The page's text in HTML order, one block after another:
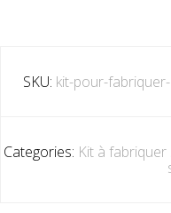
SKU: kit-pour-
Categories: Kit à fabriquer